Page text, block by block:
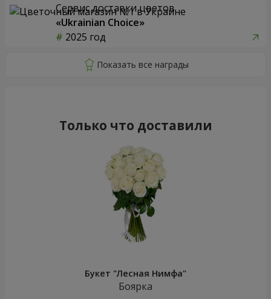
Сервис доставки цветов
«Ukrainian Choice»
2025 год
Только что доставили
Букет "Лесная Нимфа"
Боярка